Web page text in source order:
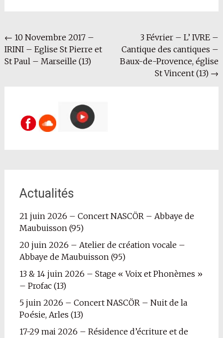
Navigation
de
← 10 Novembre 2017 –
IRINI – Eglise St Pierre et
St Paul – Marseille (13)
3 Février – L’ IVRE –
Cantique des cantiques –
Baux-de-Provence, église
St Vincent (13) →
Actualités
21 juin 2026 – Concert NASCÖR – Abbaye de
Maubuisson (95)
20 juin 2026 – Atelier de création vocale –
Abbaye de Maubuisson (95)
13 & 14 juin 2026 – Stage « Voix et Phonèmes »
– Profac (13)
5 juin 2026 – Concert NASCÖR – Nuit de la
Poésie, Arles (13)
17-29 mai 2026 – Résidence d’écriture et de